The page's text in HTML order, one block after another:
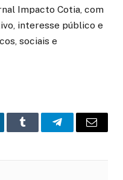
Impacto Cotia, com
interesse público e
sociais e
Tumblr Telegrama
E-